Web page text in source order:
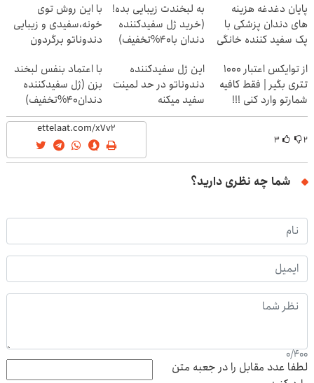
پایان دغدغه هزینه
های دندان پزشکی با
پک سفید کننده خانگی
به لبخندت زیبایی بده!
(خرید ژل سفیدکننده
دندان با40%تخفیف)
با این روش توی
خونه،سفیدی و زیبایی
دندوناتو برگردون
از توایکس اعتبار ۱۰۰۰
تتری بگیر | فقط کافیه
شمارتو وارد کنی !!!
این ژل سفیدکننده
دندوناتو در حد لمینت
سفید میکنه
(40%تخفیف)
با اعتماد بنفس لبخند
بزن (ژل سفیدکننده
دندان40%تخفیف)
۲ ۳
شما چه نظری دارید؟
0/400
لطفا عدد مقابل را در جعبه متن